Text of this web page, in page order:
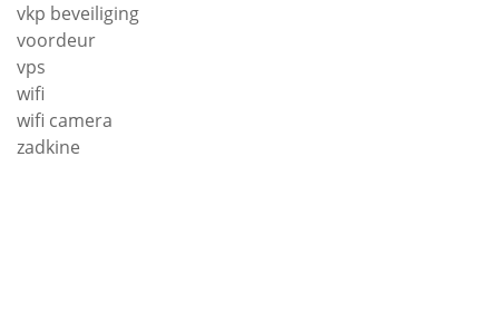
vkp beveiliging
voordeur
vps
wifi
wifi camera
zadkine